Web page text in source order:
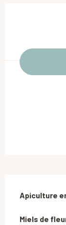
Apiculture
Miels de